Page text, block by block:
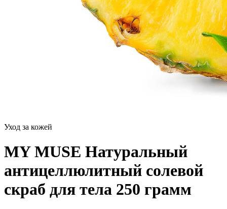
Уход за кожей
MY MUSE Натуральный
антицеллюлитный солевой
скраб для тела 250 грамм